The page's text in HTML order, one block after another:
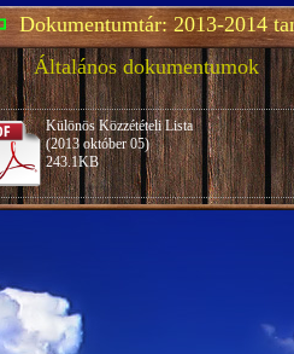
Dokumentumtár: 2013-2014
Általános dokumentumok
Különös Közzétételi Lista
(2013 október 05)
243.1KB